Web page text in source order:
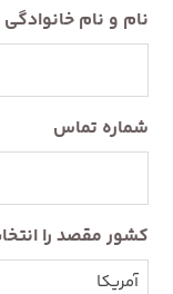
نام و نام خانوادگی
شماره تماس
کشور مقصد را